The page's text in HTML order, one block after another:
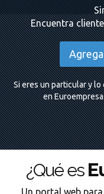
Encuentra
Si eres un particular y
en
¿Qué es
Un portal web